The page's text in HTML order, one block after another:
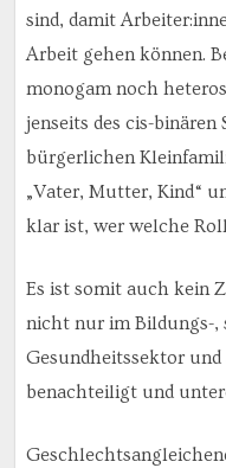
sind, damit
Arbeit gehen können.
monogam noch
jenseits des cis-
bürgerlichen
„Vater, Mutter, Kind“
klar ist, wer welche
Es ist somit auch kein
nicht nur im Bildungs-,
Gesundheitssektor
benachteiligt und